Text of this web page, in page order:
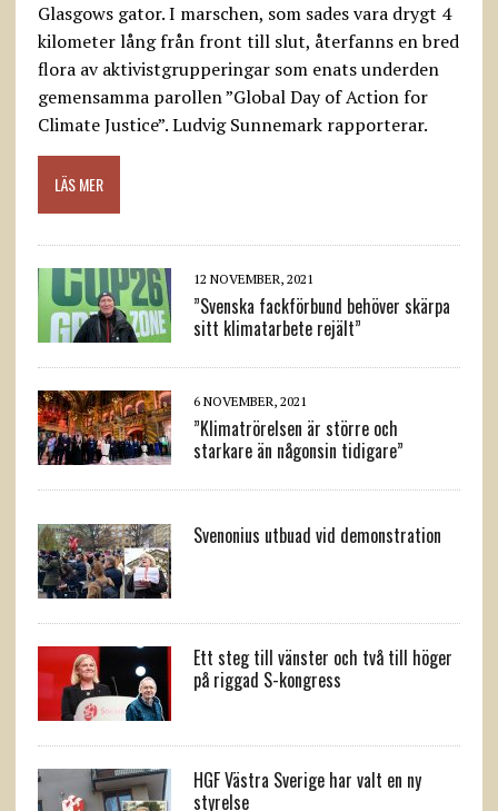
Glasgows gator. I marschen, som sades vara drygt 4
kilometer lång från front till slut, återfanns en bred
flora av aktivistgrupperingar som enats underden
gemensamma parollen ”Global Day of Action for
Climate Justice”. Ludvig Sunnemark rapporterar.
LÄS MER
12 NOVEMBER, 2021
”Svenska fackförbund behöver skärpa
sitt klimatarbete rejält”
6 NOVEMBER, 2021
”Klimatrörelsen är större och
starkare än någonsin tidigare”
Svenonius utbuad vid demonstration
Ett steg till vänster och två till höger
på riggad S-kongress
HGF Västra Sverige har valt en ny
styrelse